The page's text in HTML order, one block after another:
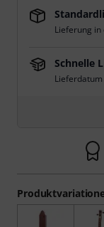
Lieferung in
Schnelle